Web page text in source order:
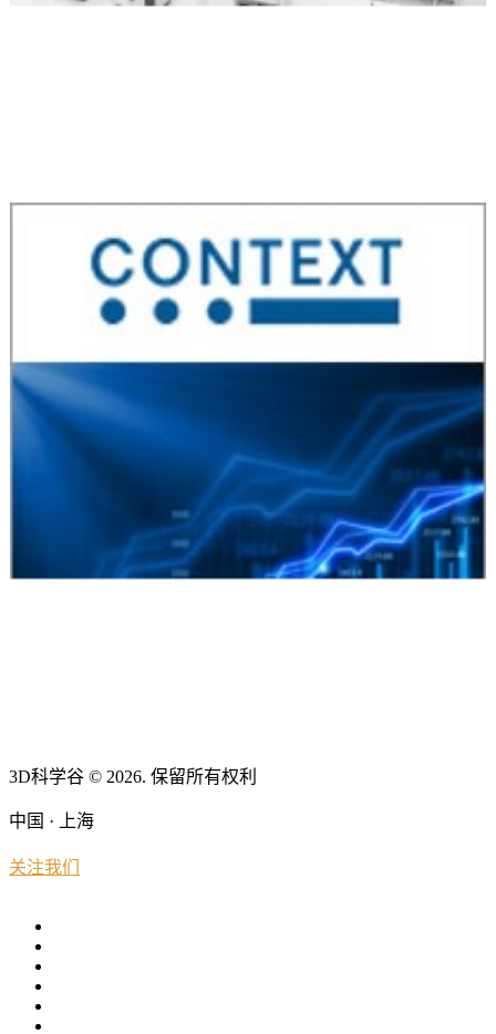
3D科学谷 © 2026. 保留所有权利
中国 · 上海
关注我们